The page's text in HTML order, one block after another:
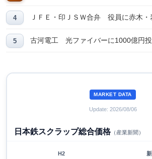
ＪＦＥ・印ＪＳＷ合弁 役員に赤木・
古河電工 光ファイバーに1000億円
MARKET DATA
Update: 2026/08/06
日本鉄スクラップ総合価格（産業新聞）
H2